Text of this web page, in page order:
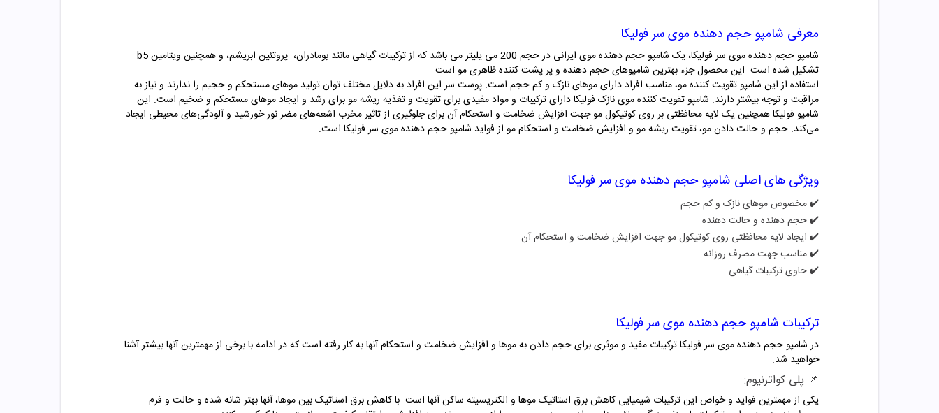
معرفی شامپو حجم دهنده موی سر فولیکا
شامپو حجم دهنده موی سر فولیکا، یک شامپو حجم دهنده موی ایرانی در حجم 200 می یلیتر می باشد که از ترکیبات گیاهی مانند بومادران، پروتئین ابریشم، و همچنین ویتامین b5
تشکیل شده است. این محصول جزء بهترین شامپوهای حجم دهنده و پر پشت کننده ظاهری مو است.
استفاده از این شامپو تقویت کننده مو، مناسب افراد دارای موهای نازک و کم حجم است. پوست سر این افراد به دلایل مختلف توان تولید موهای مستحکم و حجیم را ندارند و نیاز به
مراقبت و توجه بیشتر دارند. شامپو تقویت کننده موی نازک فولیکا دارای ترکیبات و مواد مفیدی برای تقویت و تغذیه ریشه مو برای رشد و ایجاد موهای مستحکم و ضخیم است. این
شامپو فولیکا همچنین یک لایه محافظتی بر روی کوتیکول مو جهت افزایش ضخامت و استحکام آن برای جلوگیری از تاثیر مخرب اشعه‌های مضر نور خورشید و آلودگی‌های محیطی ایجاد
می‌کند. حجم و حالت دادن مو، تقویت ریشه مو و افزایش ضخامت و استحکام مو از فواید شامپو حجم دهنده موی سر فولیکا است.
ویژگی های اصلی شامپو حجم دهنده موی سر فولیکا
✔️مخصوص موهای نازک و کم حجم
✔️حجم دهنده و حالت دهنده
✔️ ایجاد لایه محافظتی روی کوتیکول مو جهت افزایش ضخامت و استحکام آن
✔️مناسب جهت مصرف روزانه
✔️حاوی ترکیبات گیاهی
ترکیبات شامپو حجم دهنده موی سر فولیکا
در شامپو حجم دهنده موی سر فولیکا ترکیبات مفید و موثری برای حجم دادن به موها و افزایش ضخامت و استحکام آنها به کار رفته است که در ادامه با برخی از مهمترین آنها بیشتر آشنا
خواهید شد.
📌 پلی کواترنیوم:
یکی از مهمترین فواید و خواص این ترکیبات شیمیایی کاهش برق استاتیک موها و الکتریسیته ساکن آنها است. با کاهش برق استاتیک بین موها، آنها بهتر شانه شده و حالت و فرم